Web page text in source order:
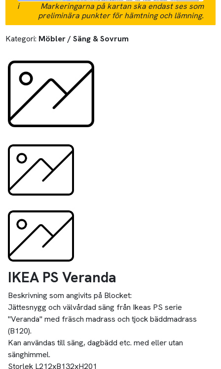
i
Markeringarna på kartan ska endast ses som
preliminära punkter för hämtning och lämning.
Kategori: Möbler / Säng & Sovrum
IKEA PS Veranda
Beskrivning som angivits på Blocket:
Jättesnygg och välvårdad säng från Ikeas PS serie
"Veranda" med fräsch madrass och tjock bäddmadrass
(B120).
Kan användas till säng, dagbädd etc. med eller utan
sänghimmel.
Storlek L212xB132xH201